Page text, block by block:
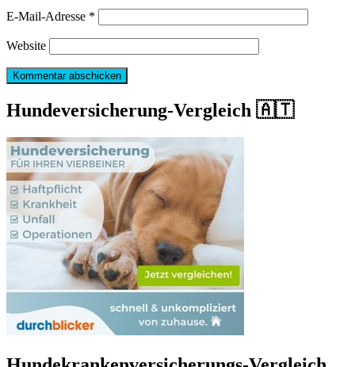
E-Mail-Adresse *
Website
Hundeversicherung-Vergleich 🇦🇹